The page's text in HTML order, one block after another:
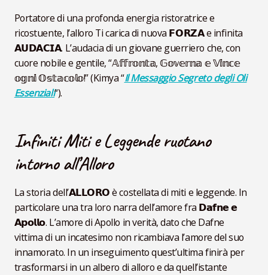
Portatore di una profonda energia ristoratrice e
ricostuente, l’alloro Ti carica di nuova 𝗙𝗢𝗥𝗭𝗔 e infinita
𝗔𝗨𝗗𝗔𝗖𝗜𝗔. L’audacia di un giovane guerriero che, con
cuore nobile e gentile, “𝔸𝕗𝕗𝕣𝕠𝕟𝕥𝕒, 𝔾𝕠𝕧𝕖𝕣𝕟𝕒 𝕖 𝕍𝕚𝕟𝕔𝕖
𝕠𝕘𝕟𝕚 𝕆𝕤𝕥𝕒𝕔𝕠𝕝𝕠!” (Kimya “Il Messaggio Segreto degli Oli
Essenziali“).
Infiniti Miti e Leggende ruotano
intorno all’Alloro
La storia dell’𝗔𝗟𝗟𝗢𝗥𝗢 è costellata di miti e leggende. In
particolare una tra loro narra dell’amore fra 𝗗𝗮𝗳𝗻𝗲 𝗲
𝗔𝗽𝗼𝗹𝗹𝗼. L’amore di Apollo in verità, dato che Dafne
vittima di un incatesimo non ricambiava l’amore del suo
innamorato. In un inseguimento quest’ultima finirà per
trasformarsi in un albero di alloro e da quell’istante